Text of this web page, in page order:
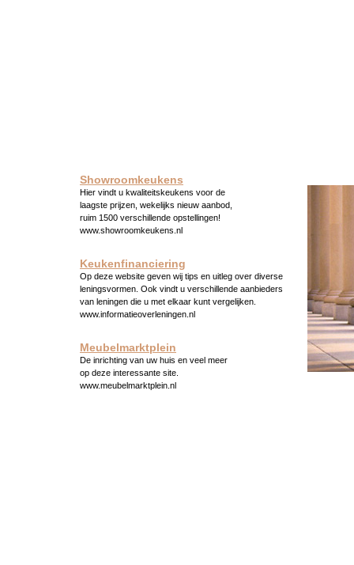
Showroomkeukens
Hier vindt u kwaliteitskeukens voor de
laagste prijzen, wekelijks nieuw aanbod,
ruim 1500 verschillende opstellingen!
www.showroomkeukens.nl
Keukenfinanciering
Op deze website geven wij tips en uitleg over diverse
leningsvormen. Ook vindt u verschillende aanbieders
van leningen die u met elkaar kunt vergelijken.
www.informatieoverleningen.nl
Meubelmarktplein
De inrichting van uw huis en veel meer
op deze interessante site.
www.meubelmarktplein.nl